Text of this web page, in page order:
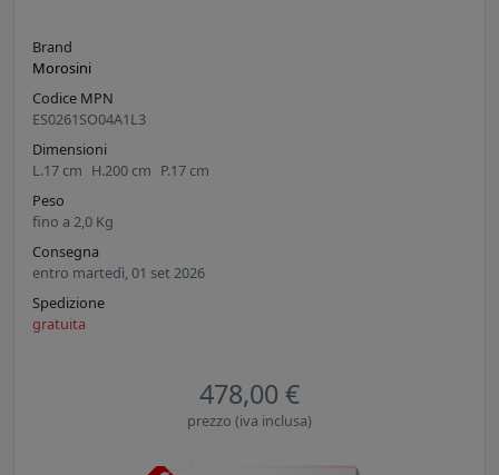
Brand
Morosini
Codice MPN
ES0261SO04A1L3
Dimensioni
L.17 cm H.200 cm P.17 cm
Peso
fino a 2,0 Kg
Consegna
entro martedì, 01 set 2026
Spedizione
gratuita
478,00 €
prezzo (iva inclusa)